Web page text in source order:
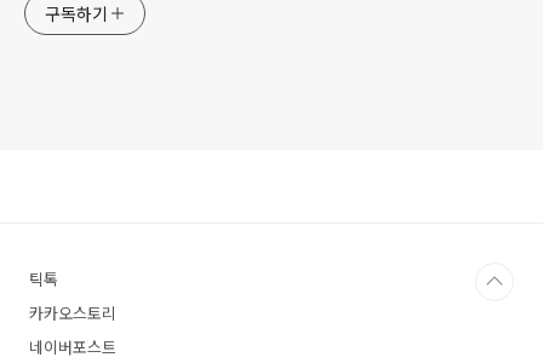
구독하기
틱톡
카카오스토리
네이버포스트